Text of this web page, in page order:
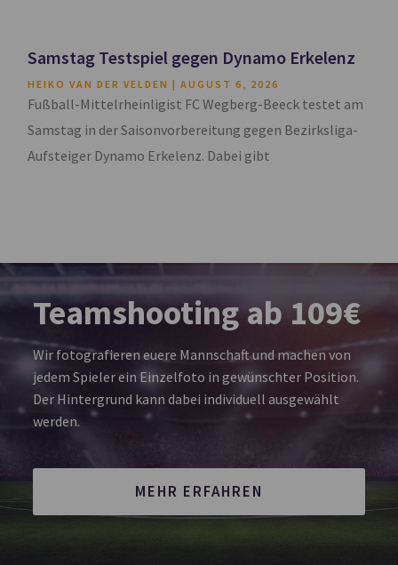
Samstag Testspiel gegen Dynamo Erkelenz
HEIKO VAN DER VELDEN AUGUST 6, 2026
Fußball-Mittelrheinligist FC Wegberg-Beeck testet am
Samstag in der Saisonvorbereitung gegen Bezirksliga-
Aufsteiger Dynamo Erkelenz. Dabei gibt
Teamshooting ab 109€
Wir fotografieren euere Mannschaft und machen von
jedem Spieler ein Einzelfoto in gewünschter Position.
Der Hintergrund kann dabei individuell ausgewählt
werden.
MEHR ERFAHREN